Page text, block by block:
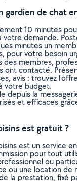
gardien de chat
10 minutes
votre demande.
minutes un
pour votre besoin
des membres,
ont contacté.
avis : trouvez
votre budget.
depuis la
et efficaces
est gratuit ?
est un service
pour tout
ou
ou une location de
la prestation, fixé